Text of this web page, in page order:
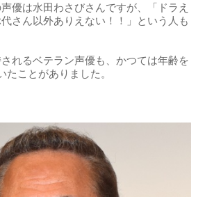
優は水田わさびさんですが、「ドラえ
さん以外ありえない！！」という人も
れるベテラン声優も、かつては年齢を
ことがありました。